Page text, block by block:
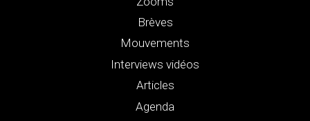
Brèves
Mouvements
Interviews vidéos
Articles
Agenda